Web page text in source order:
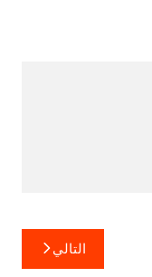
التالي